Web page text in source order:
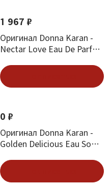
1 967 ₽
Оригинал Donna Karan -
Nectar Love Eau De Parfum
0 ₽
Оригинал Donna Karan -
Golden Delicious Eau So